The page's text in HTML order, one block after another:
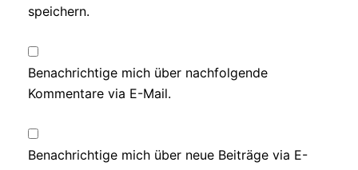
speichern.
Benachrichtige mich über nachfolgende
Kommentare via E-Mail.
Benachrichtige mich über neue Beiträge via E-